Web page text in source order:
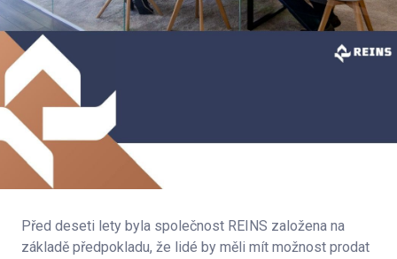
Před deseti lety byla společnost REINS založena na
základě předpokladu, že lidé by měli mít možnost prodat